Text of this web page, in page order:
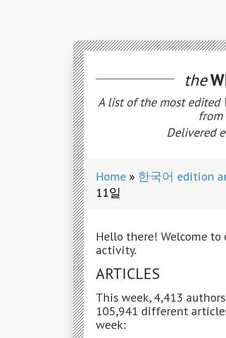
the
A list of the most edited
from
Delivered
Home
한국어 edition
11일
Hello there! Welcome
activity.
ARTICLES
This week, 4,413
105,941 different
week: